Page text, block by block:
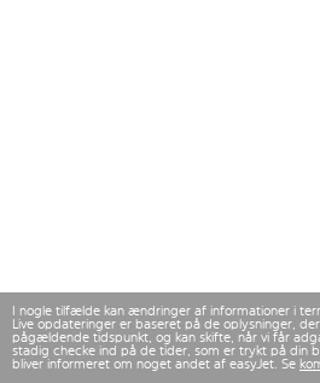
I nogle tilfælde kan ændringer af informationer i
Live opdateringer er baseret på de oplysninger,
pågældende tidspunkt, og kan skifte, når vi får
stadig checke ind på de tider, som er trykt på din
bliver informeret om noget andet af easyJet. Se